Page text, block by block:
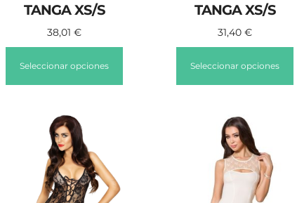
TANGA XS/S
38,01€
Seleccionar opciones
TANGA XS/S
31,40€
Seleccionar opciones